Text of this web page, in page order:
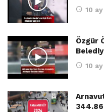
10
Özgür
10